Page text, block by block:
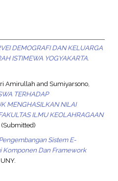
DEMOGRAFI DAN KELUARGA
ISTIMEWA YOGYAKARTA.
Amirullah and Sumiyarsono,
TERHADAP
MENGHASILKAN NILAI
ILMU KEOLAHRAGAAN
Sistem E-
Dan Framework